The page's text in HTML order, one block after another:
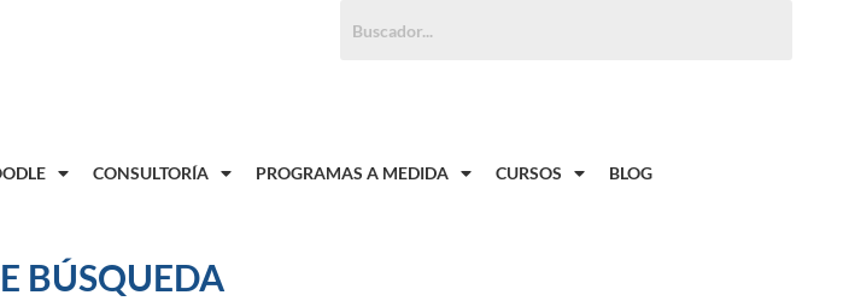
CONSULTORÍA PROGRAMAS A MEDIDA CURSOS BLOG
BÚSQUEDA